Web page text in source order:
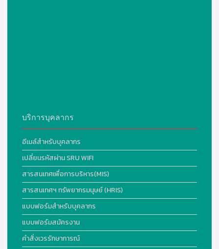
บริการบุคลากร
อีเมล์สำหรับบุคลากร
เปลี่ยนรหัสผ่าน SRU WIFI
สารสนเทศเพื่อการบริหาร(MIS)
สารสนเทศฯ ทรัพยากรมนุษย์ (HRIS)
แบบฟอร์มสำหรับบุคลากร
แบบฟอร์มสมัครงาน
คำสั่งเวรรักษาการณ์